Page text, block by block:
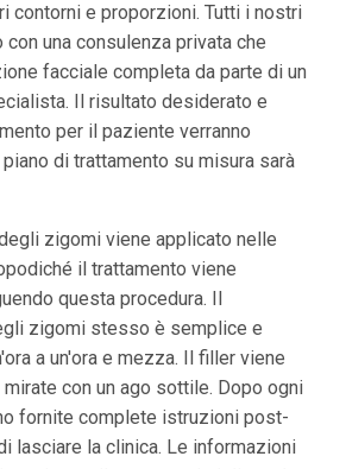
contorni e proporzioni. Tutti i nostri
una consulenza privata che
facciale completa da parte di un
Il risultato desiderato e
per il paziente verranno
di trattamento su misura sarà
zigomi viene applicato nelle
il trattamento viene
questa procedura. Il
zigomi stesso è semplice e
a un'ora e mezza. Il filler viene
con un ago sottile. Dopo ogni
fornite complete istruzioni post-
lasciare la clinica. Le informazioni